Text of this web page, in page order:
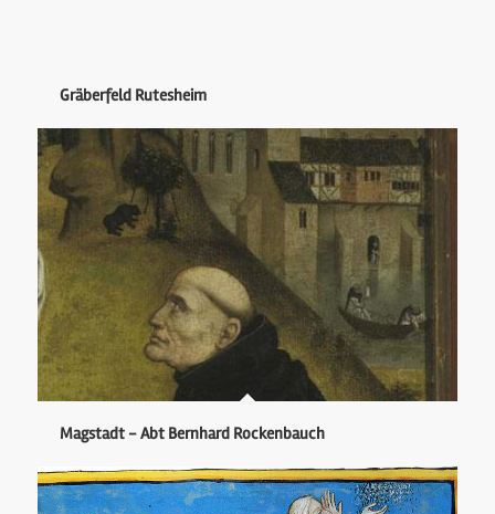
Gräberfeld Rutesheim
Magstadt - Abt Bernhard Rockenbauch